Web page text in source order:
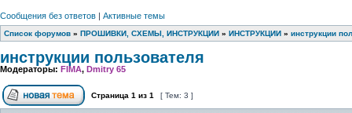
Сообщения без ответов | Активные темы
Список форумов » ПРОШИВКИ, СХЕМЫ, ИНСТРУКЦИИ » ИНСТРУКЦИИ » инструкции
инструкции пользователя
Модераторы: FIMA, Dmitry 65
Страница 1 из 1 [ Тем: 3 ]